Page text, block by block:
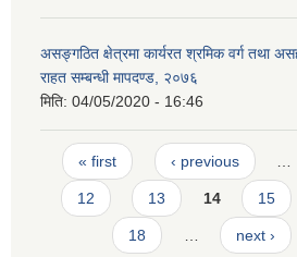
असङ्गठित क्षेत्रमा कार्यरत श्रमिक वर्ग तथा
राहत सम्बन्धी मापदण्ड, २०७६
मिति: 04/05/2020 - 16:46
Pages
« first ‹ previous
12 13 14 15
18 next ›